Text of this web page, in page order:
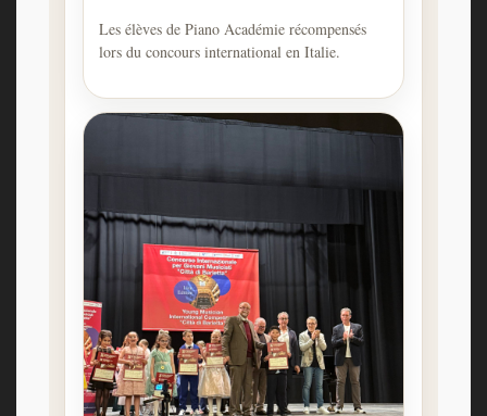
Les élèves de Piano Académie récompensés
lors du concours international en Italie.